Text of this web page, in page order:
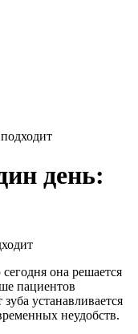
день:
она решается
пациентов
устанавливается
неудобств.